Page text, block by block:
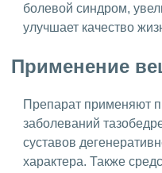
болевой синдром,
улучшает качество
Применение
Препарат применяют
заболеваний
суставов
характера. Также